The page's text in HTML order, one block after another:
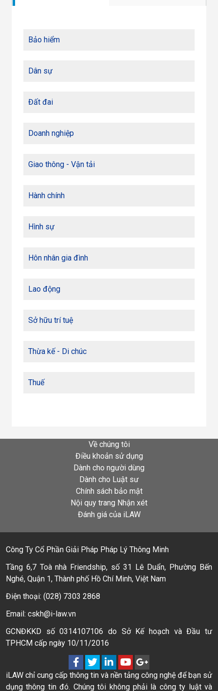
Bảo hiểm
Dân sự
Đất đai
Doanh nghiệp
Giao thông - Vận tải
Hành chính
Hình sự
Hôn nhân gia đình
Lao động
Sở hữu trí tuệ
Thừa kế - Di chúc
Thuế
Về chúng tôi
Điều khoản sử dụng
Dành cho người dùng
Dành cho Luật sư
Chính sách bảo mật
Nội quy trang Nhận xét
Đánh giá của iLAW
Công Ty Cổ Phần Giải Pháp Pháp Lý Thông Minh
Tầng 6,7 Toà nhà Friendship, số 31 Lê Duẩn, Phường Bến
Nghé, Quận 1, Thành phố Hồ Chí Minh, Việt Nam
Điện thoại: (028) 7303 2868
Email: cskh@i-law.vn
GCNĐKKD số 0314107106 do Sở Kế hoạch và Đầu tư
TPHCM cấp ngày 10/11/2016
iLAW chỉ cung cấp thông tin và nền tảng công nghệ để bạn sử
dụng thông tin đó. Chúng tôi không phải là công ty luật và